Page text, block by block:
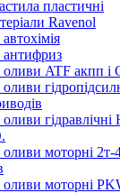
пластичні
Ravenol
антифриз
ATF акпп і
моторні 2т-
моторні